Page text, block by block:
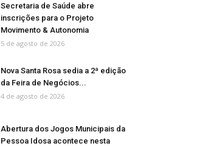
Secretaria de Saúde abre
inscrições para o Projeto
Movimento & Autonomia
5 de agosto de 2026
Nova Santa Rosa sedia a 2ª edição
da Feira de Negócios...
4 de agosto de 2026
Abertura dos Jogos Municipais da
Pessoa Idosa acontece nesta